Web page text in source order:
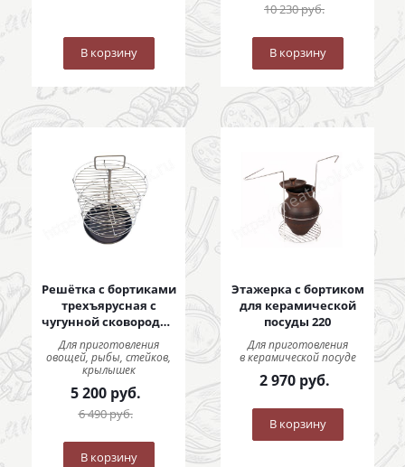
В корзину
10 230руб.
В корзину
Решётка с бортиками
трехъярусная с
чугунной сковородой
Для приготовления
овощей, рыбы, стейков,
крылышек
5 200руб.
6 490руб.
В корзину
Этажерка с бортиком
для керамической
посуды 220
Для приготовления
в керамической посуде
2 970руб.
В корзину